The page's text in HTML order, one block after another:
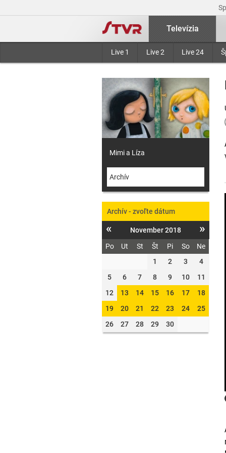
Televízia
Live 1 Live 2 Live 24
Mimi a Líza
Archív
Archív - zvoľte dátum
« November 2018 »
Po Ut St Št Pi So
Ne
1
2 3
4
5
6 7 8 9 10
11
12
13 14 15 16 17
18
19
20 21 22 23 24
25
26
27 28 29 30